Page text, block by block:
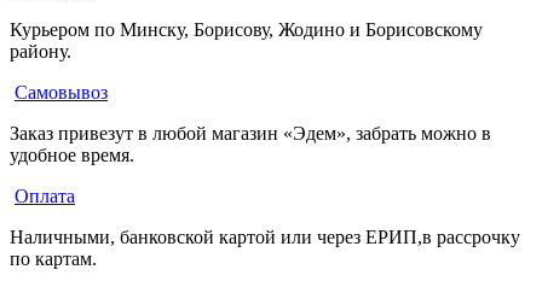
Курьером по Минску, Борисову, Жодино и Борисовскому
району.
Самовывоз
Заказ привезут в любой магазин «Эдем», забрать можно в
удобное время.
Оплата
Наличными, банковской картой или через ЕРИП,в рассрочку
по картам.